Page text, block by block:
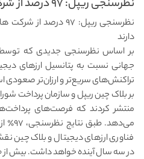
نظرسنجی ریپل: ۹۷ درصد از شرکت های پرداخت به...
نظرسنجی ریپل: ۹۷ درصد
دارند
بر اساس نظرسنجی جدیدی که توسط
جهانی نسبت به پتانسیل ارزهای
تراکنش‌های سریع‌تر و ارزان‌تر
منتشر کردند که فرصت‌های
فناوری ارزهای دیجیتال و بلاک چین